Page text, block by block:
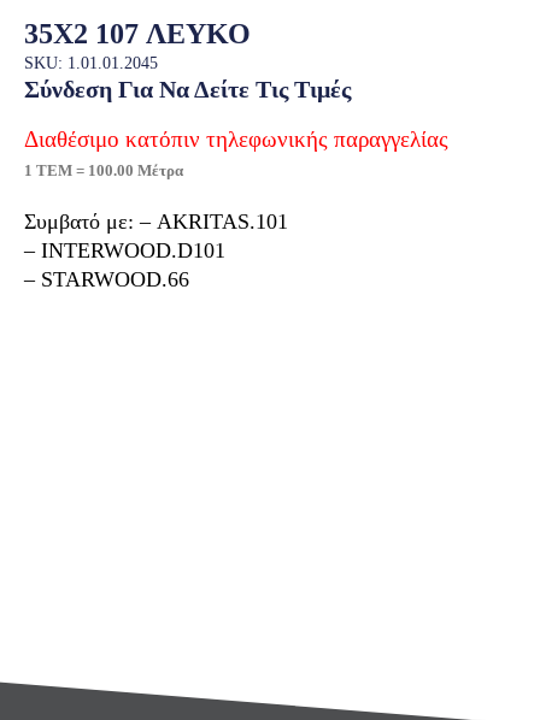
35X2 107 ΛΕΥΚΟ
SKU: 1.01.01.2045
Σύνδεση Για Να Δείτε Τις Τιμές
Διαθέσιμο κατόπιν τηλεφωνικής παραγγελίας
1 ΤΕΜ = 100.00 Μέτρα
Συμβατό με: – AKRITAS.101
– INTERWOOD.D101
– STARWOOD.66